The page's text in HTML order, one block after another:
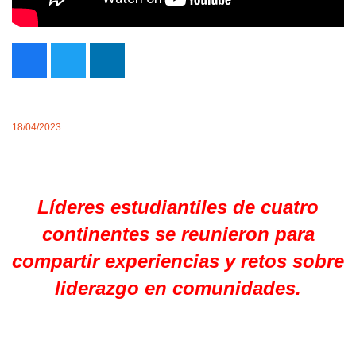
18/04/2023
Líderes estudiantiles de cuatro
continentes se reunieron para
compartir experiencias y retos sobre
liderazgo en comunidades.